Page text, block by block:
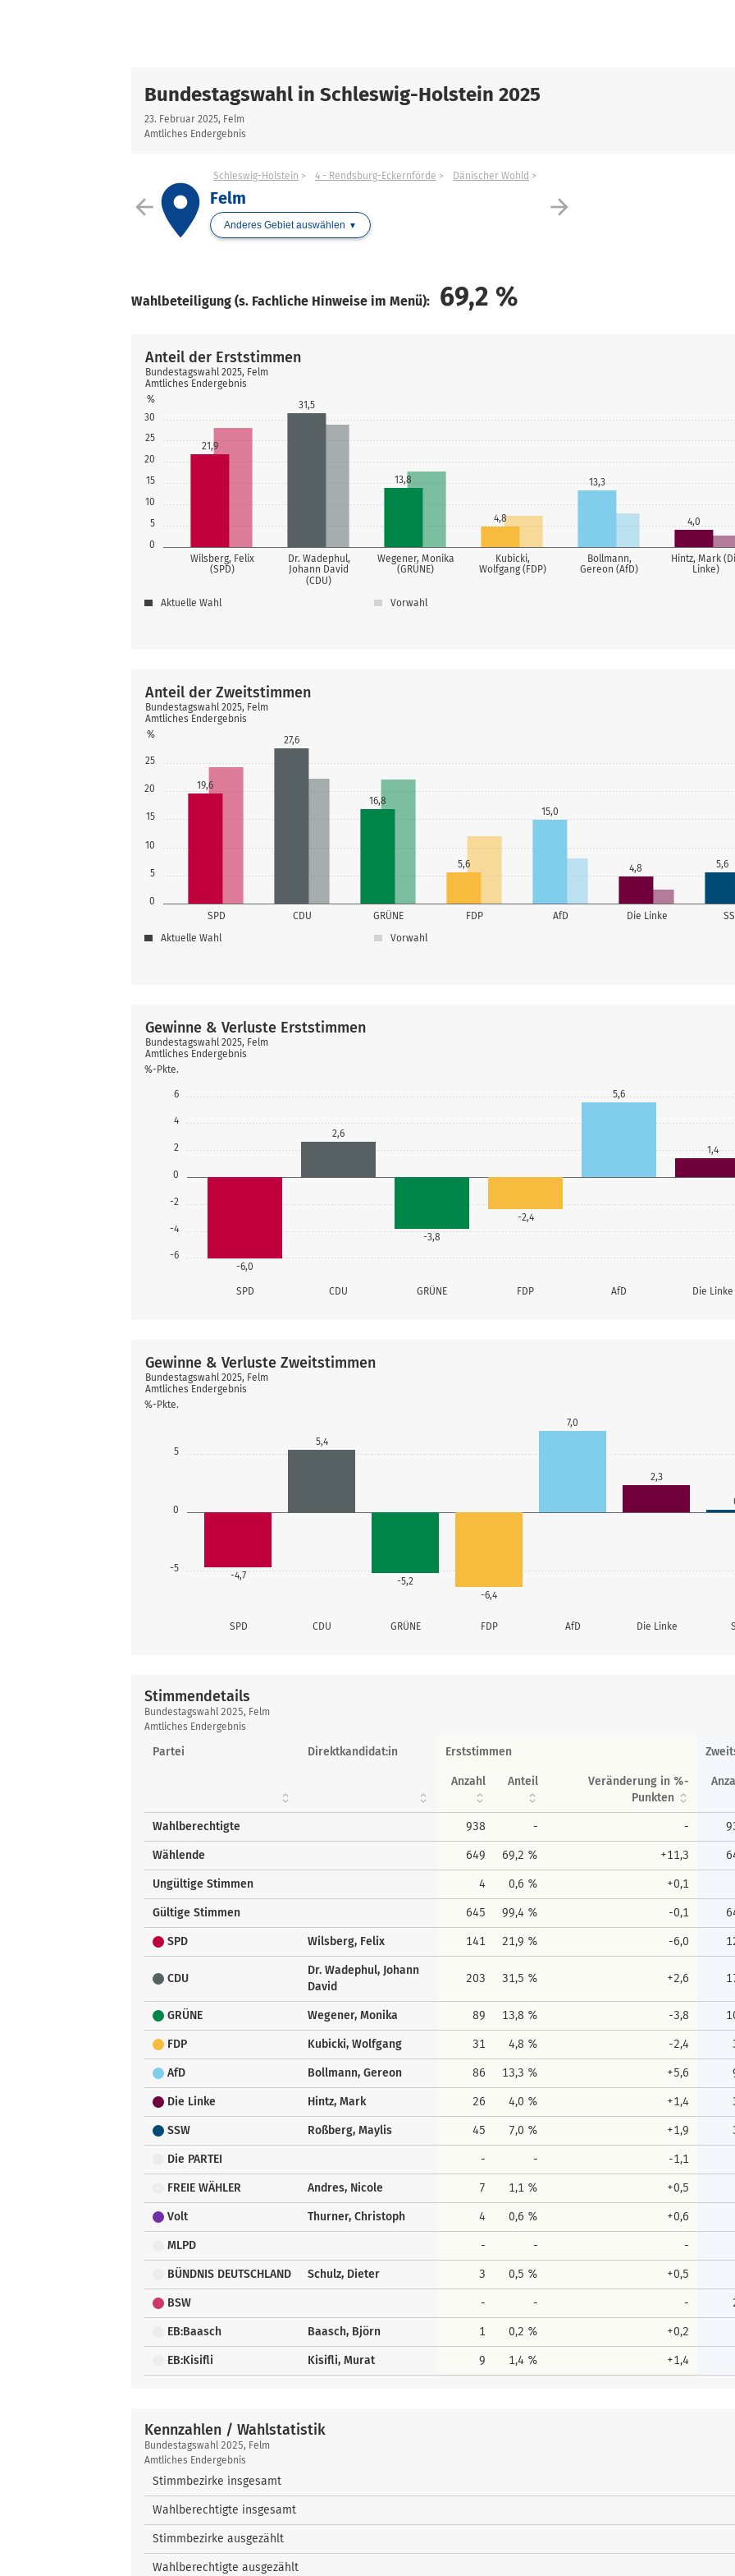
Bundestagswahl in Schleswig-Holstein 2025
23. Februar 2025, Felm
Amtliches Endergebnis
arrow_back arrow_forward
place
Schleswig-Holstein 4 - Rendsburg-Eckernförde Dänischer Wohld
Felm
Anderes Gebiet auswählen
Wahlbeteiligung (s. Fachliche Hinweise im Menü): 69,2 %
0
5
10
15
20
25
30
%
Wilsberg, Felix
(SPD)
Dr. Wadephul,
Johann David
(CDU)
Wegener, Monika
(GRÜNE)
Kubicki,
Wolfgang (FDP)
Bollmann,
Gereon (AfD)
Hintz, Mark
Linke)
21,9
31,5
13,8
4,8
13,3
4,0
Anteil der Erststimmen
Bundestagswahl 2025, Felm
Amtliches Endergebnis
Aktuelle Wahl Vorwahl
0
5
10
15
20
25
%
SPD CDU GRÜNE FDP AfD Die Linke
19,6
27,6
16,8
5,6
15,0
4,8
5,6
Anteil der Zweitstimmen
Bundestagswahl 2025, Felm
Amtliches Endergebnis
Aktuelle Wahl Vorwahl
-6
-4
-2
0
2
4
6
%-Pkte.
SPD CDU GRÜNE FDP AfD Die Linke
-6,0
2,6
-3,8
-2,4
5,6
1,4
Gewinne & Verluste Erststimmen
Bundestagswahl 2025, Felm
Amtliches Endergebnis
-5
0
5
%-Pkte.
SPD CDU GRÜNE FDP AfD Die Linke
-4,7
5,4
-5,2
-6,4
7,0
2,3
Gewinne & Verluste Zweitstimmen
Bundestagswahl 2025, Felm
Amtliches Endergebnis
Stimmendetails
Stimmendetails
Bundestagswahl 2025, Felm
Amtliches Endergebnis
Partei Direktkandidat:in Erststimmen
Anzahl Anteil
Veränderung in %-
Punkten
Wahlberechtigte 938 - -
Wählende 649 69,2 % +11,3
Ungültige Stimmen 4 0,6 % +0,1
Gültige Stimmen 645 99,4 % -0,1
SPD Wilsberg, Felix 141 21,9 % -6,0
CDU
Dr. Wadephul, Johann
David
203 31,5 % +2,6
GRÜNE Wegener, Monika 89 13,8 % -3,8
FDP Kubicki, Wolfgang 31 4,8 % -2,4
AfD Bollmann, Gereon 86 13,3 % +5,6
Die Linke Hintz, Mark 26 4,0 % +1,4
SSW Roßberg, Maylis 45 7,0 % +1,9
Die PARTEI - - -1,1
FREIE WÄHLER Andres, Nicole 7 1,1 % +0,5
Volt Thurner, Christoph 4 0,6 % +0,6
MLPD - - -
BÜNDNIS DEUTSCHLAND Schulz, Dieter 3 0,5 % +0,5
BSW - - -
EB:Baasch Baasch, Björn 1 0,2 % +0,2
EB:Kisifli Kisifli, Murat 9 1,4 % +1,4
Kennzahlen / Wahlstatistik
Kennzahlen
/
Wahlstatistik
Bundestagswahl 2025, Felm
Amtliches Endergebnis
Stimmbezirke insgesamt
Wahlberechtigte insgesamt
Stimmbezirke ausgezählt
Wahlberechtigte ausgezählt